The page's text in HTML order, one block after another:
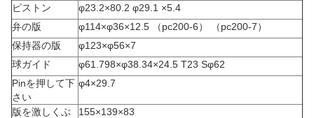
ピストン
φ23.2×80.2 φ29.1 ×5.4
弁の版
φ114×φ36×12.5 （pc200-6） （pc200-7）
保持器の版
φ123×φ56×7
球ガイド
φ61.798×φ38.34×24.5 T23 Sφ62
Pinを押して下
さい
φ4×29.7
版を激しくぶ
155×139×83